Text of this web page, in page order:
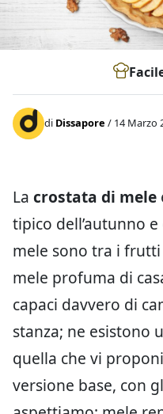
di Dissapore / 14 Marzo
La crostata di mele
tipico dell’autunno
mele sono tra i
mele profuma di
capaci davvero di
stanza; ne esistono
quella che vi
versione base, con